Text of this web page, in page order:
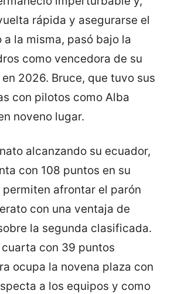
rápida y asegurarse el
la misma, pasó bajo la
como vencedora de su
2026. Bruce, que tuvo sus
con pilotos como Alba
noveno lugar.
alcanzando su ecuador,
con 108 puntos en su
afrontar el parón
con una ventaja de
la segunda clasificada.
con 39 puntos
ocupa la novena plaza con
a los equipos y como